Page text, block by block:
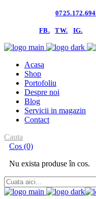
0725.172.694
FB. TW. IG.
Acasa
Shop
Portofoliu
Despre noi
Blog
Servicii in magazin
Contact
Cauta
Cos (0)
Nu exista produse în cos.